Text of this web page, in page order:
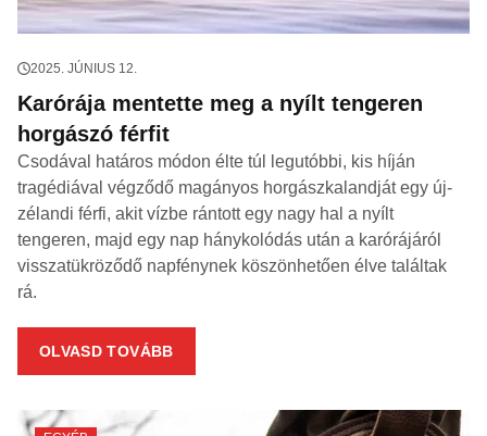
2025. JÚNIUS 12.
Karórája mentette meg a nyílt tengeren
horgászó férfit
Csodával határos módon élte túl legutóbbi, kis híján
tragédiával végződő magányos horgászkalandját egy új-
zélandi férfi, akit vízbe rántott egy nagy hal a nyílt
tengeren, majd egy nap hánykolódás után a karórájáról
visszatükröződő napfénynek köszönhetően élve találtak
rá.
OLVASD TOVÁBB